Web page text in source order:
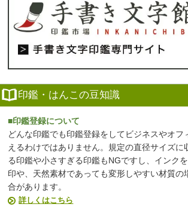
印鑑・はんこの豆知識
■印鑑登録について
どんな印鑑でも印鑑登録をしてビジネスやオフ
えるわけではありません。規定の直径サイズに
る印鑑や小さすぎる印鑑もNGですし、インク
印や、天然素材であっても変形しやすい材質の
合があります。
詳しくはこちら